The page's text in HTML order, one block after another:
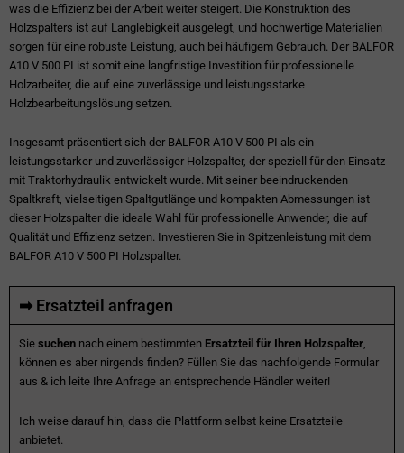
was die Effizienz bei der Arbeit weiter steigert. Die Konstruktion des
Holzspalters ist auf Langlebigkeit ausgelegt, und hochwertige Materialien
sorgen für eine robuste Leistung, auch bei häufigem Gebrauch. Der BALFOR
A10 V 500 PI ist somit eine langfristige Investition für professionelle
Holzarbeiter, die auf eine zuverlässige und leistungsstarke
Holzbearbeitungslösung setzen.
Insgesamt präsentiert sich der BALFOR A10 V 500 PI als ein
leistungsstarker und zuverlässiger Holzspalter, der speziell für den Einsatz
mit Traktorhydraulik entwickelt wurde. Mit seiner beeindruckenden
Spaltkraft, vielseitigen Spaltgutlänge und kompakten Abmessungen ist
dieser Holzspalter die ideale Wahl für professionelle Anwender, die auf
Qualität und Effizienz setzen. Investieren Sie in Spitzenleistung mit dem
BALFOR A10 V 500 PI Holzspalter.
➡ Ersatzteil anfragen
Sie suchen nach einem bestimmten Ersatzteil für Ihren Holzspalter,
können es aber nirgends finden? Füllen Sie das nachfolgende Formular
aus & ich leite Ihre Anfrage an entsprechende Händler weiter!
Ich weise darauf hin, dass die Plattform selbst keine Ersatzteile
anbietet.